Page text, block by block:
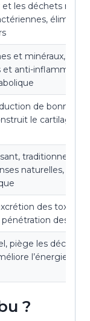
et les déchets
élimine
et minéraux,
et anti-
de bonnes
le cartilage,
naturelles,
des
pénétration des
piège les déchets
l’énergie et
?